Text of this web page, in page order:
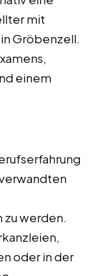
mit
Gröbenzell.
einem
werden.
oder in der